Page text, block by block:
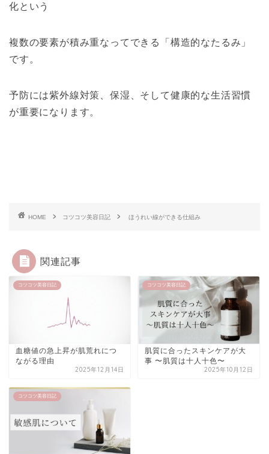
化という
複数の要素が積み重なってできる「構造的なたるみ」
です。
予防には紫外線対策、保湿、そして健康的な生活習慣
が重要になります。
HOME コツコツ美容日記 ほうれい線ができる仕組み
関連記事
コツコツ美容日記
血糖値の急上昇が肌荒れにつ
ながる理由
2025年12月14日
コツコツ美容日記
肌質に合ったスキンケアが大
事 〜肌質は十人十色〜
2025年10月12日
コツコツ美容日記